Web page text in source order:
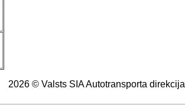
2026 © Valsts SIA Autotransporta direkcija